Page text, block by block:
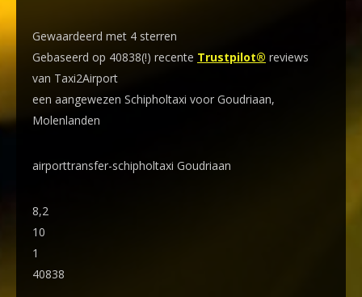
Gewaardeerd met 4 sterren
Gebaseerd op 40838(!) recente Trustpilot® reviews
van Taxi2Airport
een aangewezen Schipholtaxi voor Goudriaan,
Molenlanden
airporttransfer-schipholtaxi Goudriaan
8,2
10
1
40838